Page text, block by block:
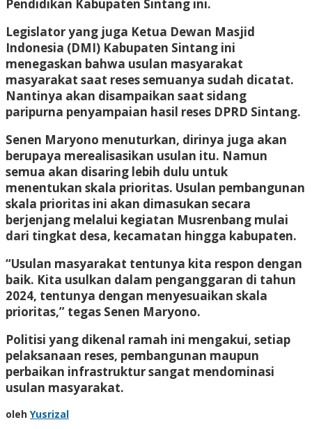
Pendidikan Kabupaten Sintang ini.
Legislator yang juga Ketua Dewan Masjid
Indonesia (DMI) Kabupaten Sintang ini
menegaskan bahwa usulan masyarakat
masyarakat saat reses semuanya sudah dicatat.
Nantinya akan disampaikan saat sidang
paripurna penyampaian hasil reses DPRD Sintang.
Senen Maryono menuturkan, dirinya juga akan
berupaya merealisasikan usulan itu. Namun
semua akan disaring lebih dulu untuk
menentukan skala prioritas. Usulan pembangunan
skala prioritas ini akan dimasukan secara
berjenjang melalui kegiatan Musrenbang mulai
dari tingkat desa, kecamatan hingga kabupaten.
“Usulan masyarakat tentunya kita respon dengan
baik. Kita usulkan dalam penganggaran di tahun
2024, tentunya dengan menyesuaikan skala
prioritas,” tegas Senen Maryono.
Politisi yang dikenal ramah ini mengakui, setiap
pelaksanaan reses, pembangunan maupun
perbaikan infrastruktur sangat mendominasi
usulan masyarakat.
oleh Yusrizal